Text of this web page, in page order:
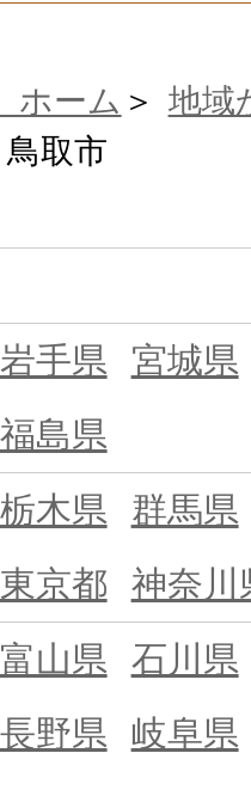
ホーム
地域
鳥取市
岩手県
宮城県
福島県
栃木県
群馬県
東京都 神奈川
富山県
石川県
長野県
岐阜県